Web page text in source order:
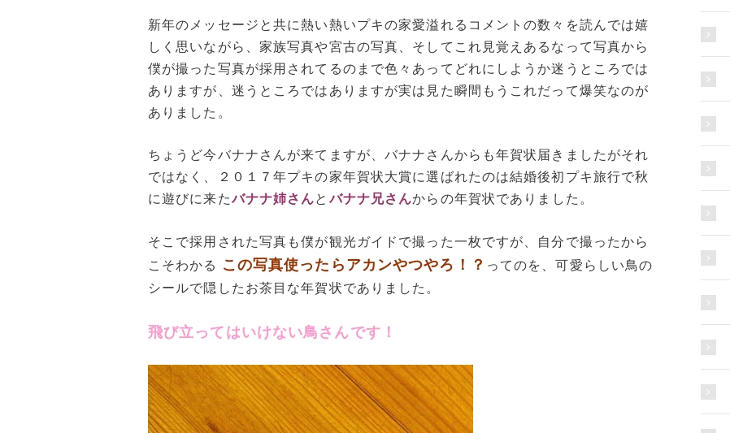
新年のメッセージと共に熱い熱いプキの家愛溢れるコメントの数々を読んでは嬉
しく思いながら、家族写真や宮古の写真、そしてこれ見覚えあるなって写真から
僕が撮った写真が採用されてるのまで色々あってどれにしようか迷うところでは
ありますが、迷うところではありますが実は見た瞬間もうこれだって爆笑なのが
ありました。
ちょうど今バナナさんが来てますが、バナナさんからも年賀状届きましたがそれ
ではなく、２０１７年プキの家年賀状大賞に選ばれたのは結婚後初プキ旅行で秋
に遊びに来たバナナ姉さんとバナナ兄さんからの年賀状でありました。
そこで採用された写真も僕が観光ガイドで撮った一枚ですが、自分で撮ったから
こそわかる
この写真使ったらアカンやつやろ！？ ってのを、可愛らしい鳥の
シールで隠したお茶目な年賀状でありました。
飛び立ってはいけない鳥さんです！